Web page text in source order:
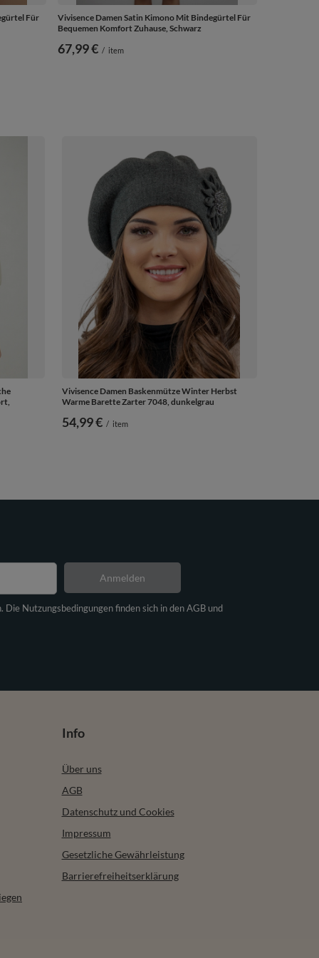
Für
Vivisence Damen Satin Kimono Mit Bindegürtel Für
Bequemen Komfort Zuhause, Schwarz
67,99 € / item
Vivisence Damen Baskenmütze Winter Herbst
Warme Barette Zarter 7048, dunkelgrau
54,99 € / item
Nutzungsbedingungen finden sich in den AGB und
Anmelden
Info
Über uns
AGB
Datenschutz und Cookies
Impressum
Gesetzliche Gewährleistung
Barrierefreiheitserklärung